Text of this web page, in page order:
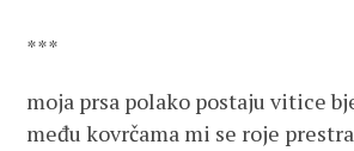
***
moja prsa polako postaju vitice
među kovrčama mi se roje